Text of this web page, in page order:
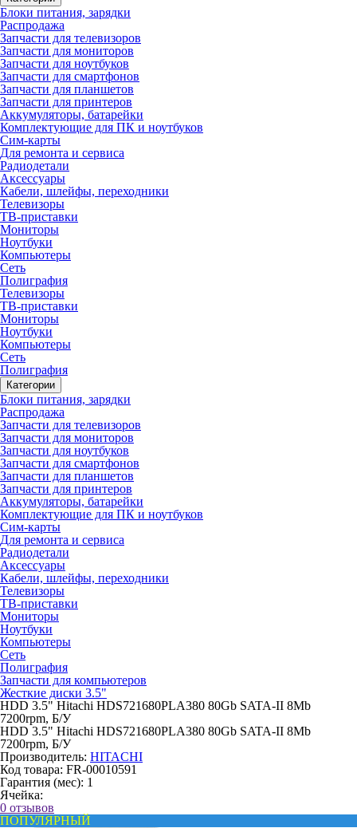
Блоки питания, зарядки
Распродажа
Запчасти для телевизоров
Запчасти для мониторов
Запчасти для ноутбуков
Запчасти для смартфонов
Запчасти для планшетов
Запчасти для принтеров
Аккумуляторы, батарейки
Комплектующие для ПК и ноутбуков
Сим-карты
Для ремонта и сервиса
Радиодетали
Аксессуары
Кабели, шлейфы, переходники
Телевизоры
ТВ-приставки
Мониторы
Ноутбуки
Компьютеры
Сеть
Полиграфия
Телевизоры
ТВ-приставки
Мониторы
Ноутбуки
Компьютеры
Сеть
Полиграфия
Категории
Блоки питания, зарядки
Распродажа
Запчасти для телевизоров
Запчасти для мониторов
Запчасти для ноутбуков
Запчасти для смартфонов
Запчасти для планшетов
Запчасти для принтеров
Аккумуляторы, батарейки
Комплектующие для ПК и ноутбуков
Сим-карты
Для ремонта и сервиса
Радиодетали
Аксессуары
Кабели, шлейфы, переходники
Телевизоры
ТВ-приставки
Мониторы
Ноутбуки
Компьютеры
Сеть
Полиграфия
Запчасти для компьютеров
Жесткие диски 3.5"
HDD 3.5" Hitachi HDS721680PLA380 80Gb SATA-II 8Mb
7200rpm, Б/У
HDD 3.5" Hitachi HDS721680PLA380 80Gb SATA-II 8Mb
7200rpm, Б/У
Производитель: HITACHI
Код товара: FR-00010591
Гарантия (мес): 1
Ячейка:
0 отзывов
ПОПУЛЯРНЫЙ